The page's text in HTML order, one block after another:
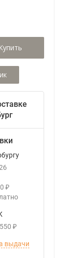
Купить
₽
550 ₽
выдачи